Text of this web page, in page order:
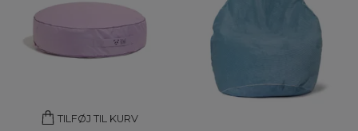
TILFØJ TIL KURV